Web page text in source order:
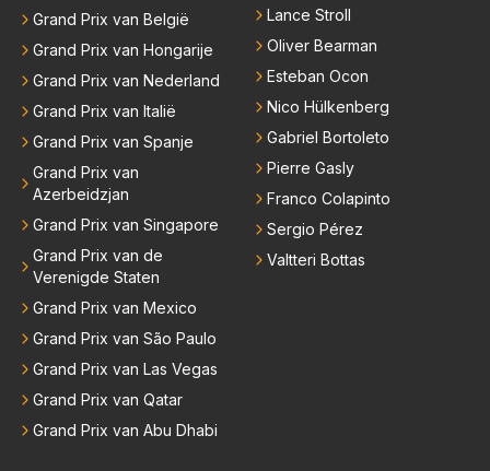
Grand Prix van België
Grand Prix van Hongarije
Grand Prix van Nederland
Grand Prix van Italië
Grand Prix van Spanje
Grand Prix van
Azerbeidzjan
Grand Prix van Singapore
Grand Prix van de
Verenigde Staten
Grand Prix van Mexico
Grand Prix van São Paulo
Grand Prix van Las Vegas
Grand Prix van Qatar
Grand Prix van Abu Dhabi
Lance Stroll
Oliver Bearman
Esteban Ocon
Nico Hülkenberg
Gabriel Bortoleto
Pierre Gasly
Franco Colapinto
Sergio Pérez
Valtteri Bottas